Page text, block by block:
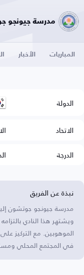
مدرسة جيونجو جوتشون (
المباريات الأخبار
الدولة
الاتحاد
الدرجة
نبذة عن الفريق
مدرسة جيونجو جوتشون
ويشتهر هذا النادي
الموهوبين. مع التركيز
في المجتمع المحلي